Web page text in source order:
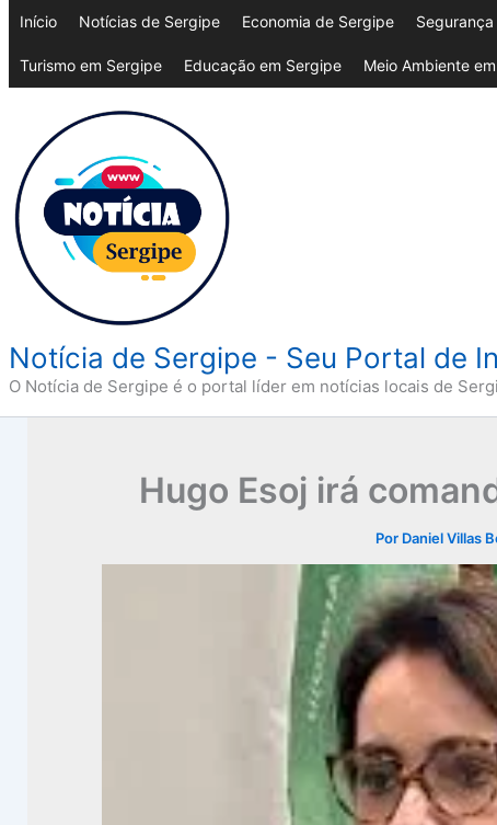
Início Notícias de Sergipe Economia de Sergipe
Turismo em Sergipe Educação em Sergipe Meio Ambiente
Notícia de Sergipe - Seu Portal de
O Notícia de Sergipe é o portal líder em notícias locais de
Hugo Esoj irá
Por Daniel Villas